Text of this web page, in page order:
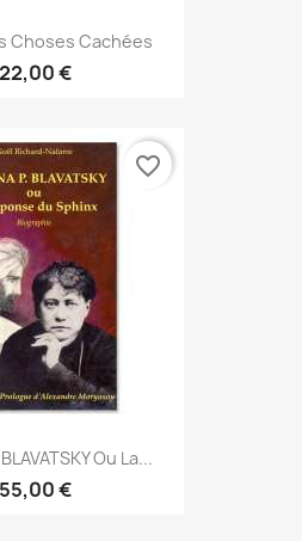
Choses Cachées
22,00 €
Ou La...
55,00 €
favorite_border